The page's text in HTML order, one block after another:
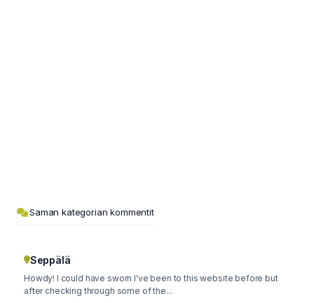
Saman kategorian kommentit
Seppälä
Howdy! I could have sworn I've been to this website before but
after checking through some of the...